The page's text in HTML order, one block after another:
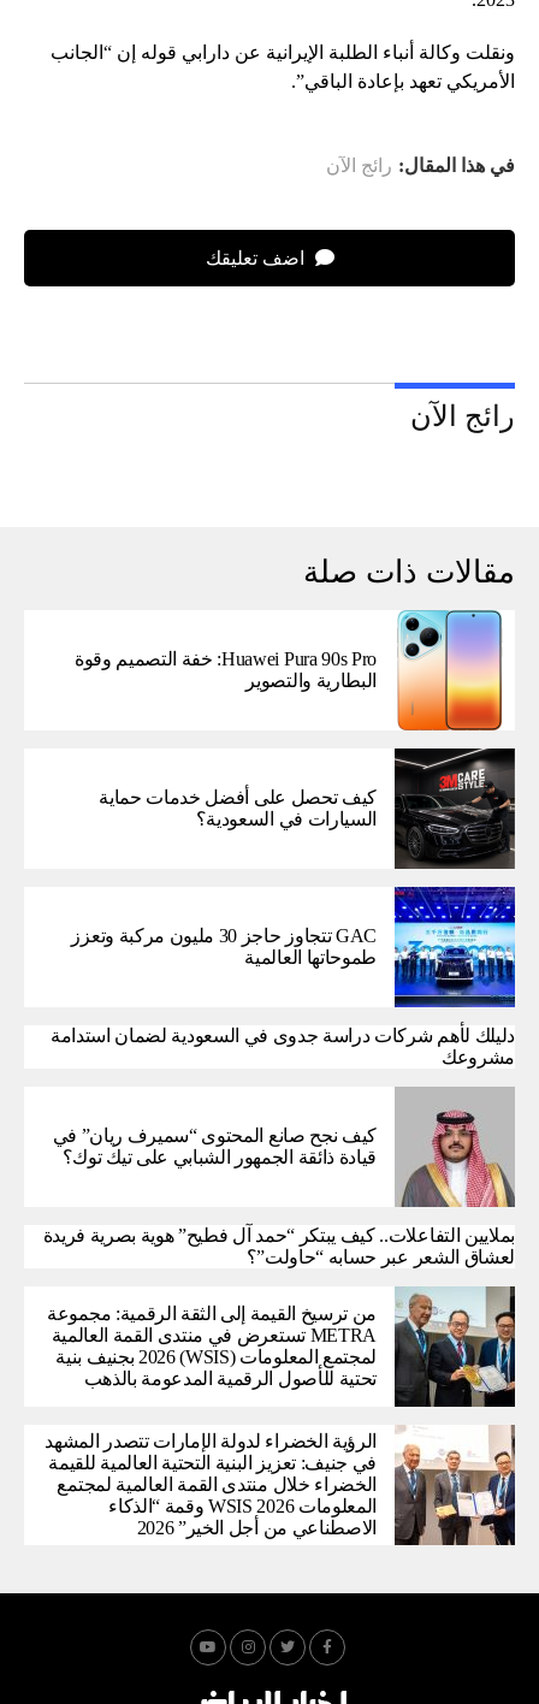
ونقلت وكالة أنباء الطلبة الإيرانية عن دارابي قوله إن “الجانب
الأمريكي تعهد بإعادة الباقي”.
في هذا المقال: رائج الآن
اضف تعليقك
رائج الآن
مقالات ذات صلة
Huawei Pura 90s Pro: خفة التصميم وقوة
البطارية والتصوير
كيف تحصل على أفضل خدمات حماية
السيارات في السعودية؟
GAC تتجاوز حاجز 30 مليون مركبة وتعزز
طموحاتها العالمية
دليلك لأهم شركات دراسة جدوى في السعودية لضمان استدامة
مشروعك
كيف نجح صانع المحتوى “سميرف ريان” في
قيادة ذائقة الجمهور الشبابي على تيك توك؟
بملايين التفاعلات.. كيف يبتكر “حمد آل فطيح” هوية بصرية فريدة
لعشاق الشعر عبر حسابه “حاولت”؟
من ترسيخ القيمة إلى الثقة الرقمية: مجموعة
METRA تستعرض في منتدى القمة العالمية
لمجتمع المعلومات (WSIS) 2026 بجنيف بنية
تحتية للأصول الرقمية المدعومة بالذهب
الرؤية الخضراء لدولة الإمارات تتصدر المشهد
في جنيف: تعزيز البنية التحتية العالمية للقيمة
الخضراء خلال منتدى القمة العالمية لمجتمع
المعلومات WSIS 2026 وقمة “الذكاء
الاصطناعي من أجل الخير” 2026